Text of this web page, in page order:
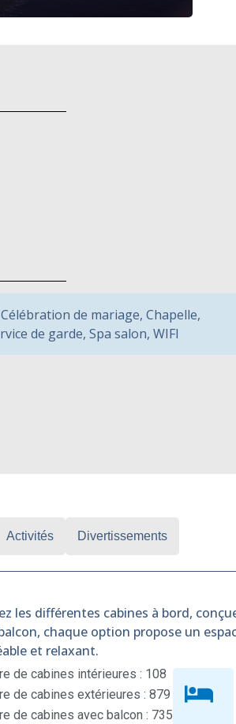
Célébration de mariage, Chapelle,
de garde, Spa salon, WIFI
Activités Divertissements
les différentes cabines à bord,
chaque option propose un
et relaxant.
de cabines intérieures : 108
de cabines extérieures : 879
de cabines avec balcon : 735